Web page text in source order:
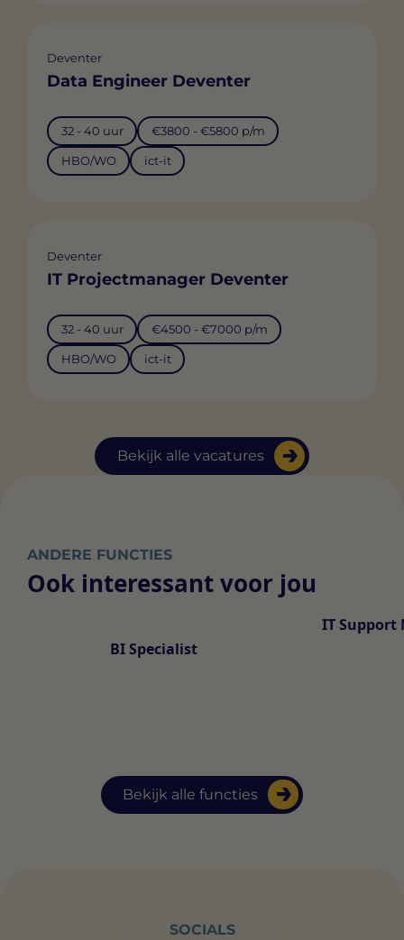
Bekijk alle vacatures
Deventer
Data Engineer Deventer
32 - 40 uur €3800 - €5800 p/m
HBO/WO ict-it
Deventer
IT Projectmanager Deventer
32 - 40 uur €4500 - €7000 p/m
HBO/WO ict-it
ANDERE FUNCTIES
Ook interessant voor jou
Bekijk alle functies
BI Specialist
IT Support
SOCIALS